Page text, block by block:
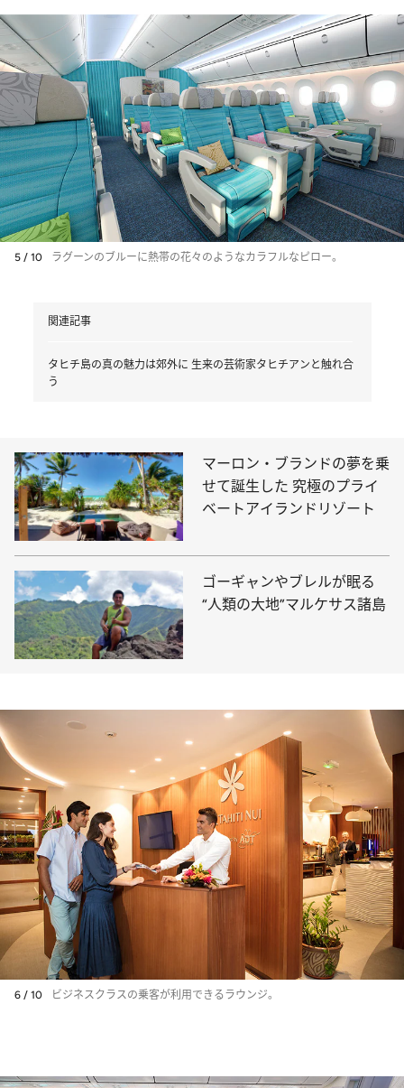
5 / 10 ラグーンのブルーに熱帯の花々のようなカラフルなピロー。
関連記事
タヒチ島の真の魅力は郊外に 生来の芸術家タヒチアンと触れ合
う
マーロン・ブランドの夢を乗
せて誕生した 究極のプライ
ベートアイランドリゾート
ゴーギャンやブレルが眠る
“人類の大地”マルケサス諸島
6 / 10 ビジネスクラスの乗客が利用できるラウンジ。